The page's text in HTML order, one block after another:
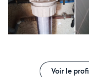
Voir le